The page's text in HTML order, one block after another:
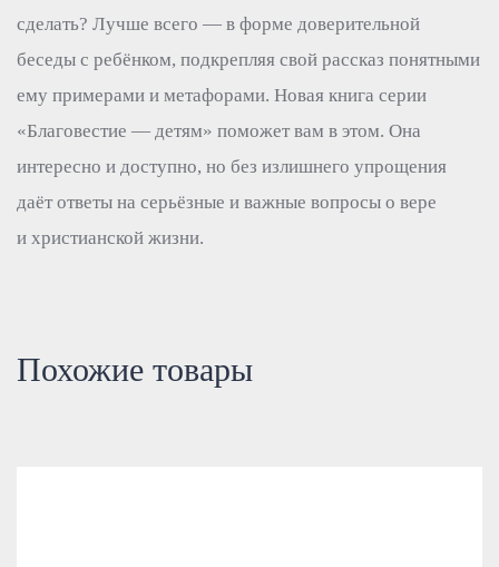
сделать? Лучше всего — в форме доверительной
беседы с ребёнком, подкрепляя свой рассказ понятными
ему примерами и метафорами. Новая книга серии
«Благовестие — детям» поможет вам в этом. Она
интересно и доступно, но без излишнего упрощения
даёт ответы на серьёзные и важные вопросы о вере
и христианской жизни.
Похожие товары